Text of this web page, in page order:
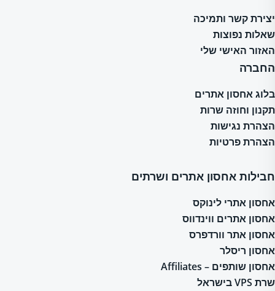
יצירת קשר ותמיכה
שאלות נפוצות
האזור האישי שלי
החברה
בלוג אחסון אתרים
תקנון וחוזה שרות
הצהרת נגישות
הצהרת פרטיות
חבילות אחסון אתרים ושרתים
אחסון אתרי לינוקס
אחסון אתרים ווינדווס
אחסון אתר וורדפרס
אחסון ריסלר
אחסון שותפים – Affiliates
שרת VPS בישראל